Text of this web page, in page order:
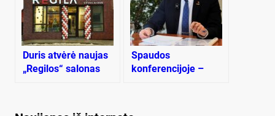
Duris atvėrė naujas
„Regilos“ salonas
Spaudos
konferencijoje –